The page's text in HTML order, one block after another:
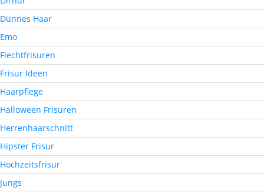
Dünnes Haar
Emo
Flechtfrisuren
Frisur Ideen
Haarpflege
Halloween Frisuren
Herrenhaarschnitt
Hipster Frisur
Hochzeitsfrisur
Jungs